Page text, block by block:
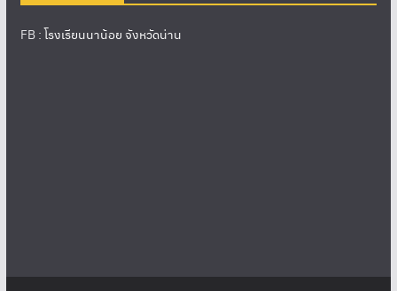
FB :โรงเรียนนาน้อย จังหวัดน่าน